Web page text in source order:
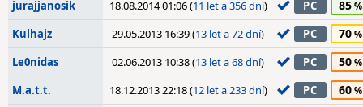
jurajjanosik 18.08.2014 01:06 (11 let a 356 dní) PC 85
Kulhajz 29.05.2013 16:39 (13 let a 72 dní) PC 70
Le0nidas 02.06.2013 10:38 (13 let a 68 dní) PC 50
M.a.t.t. 18.12.2013 22:18 (12 let a 233 dní) PC 60